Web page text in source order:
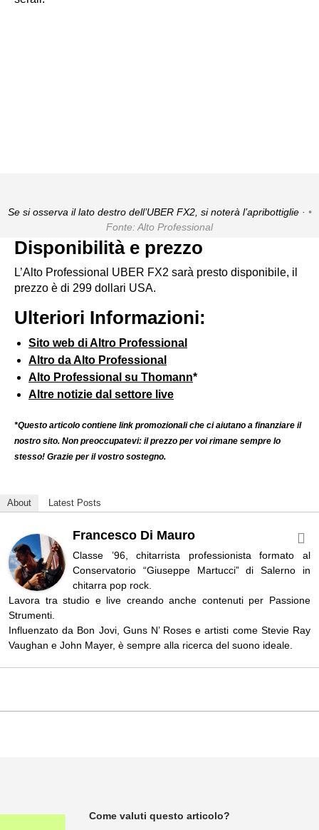
Se si osserva il lato destro dell’UBER FX2, si noterà l’apribottiglie ·
Fonte: Alto Professional
Disponibilità e prezzo
L’Alto Professional UBER FX2 sarà presto disponibile, il
prezzo è di 299 dollari USA.
Ulteriori Informazioni:
Sito web di Altro Professional
Altro da Alto Professional
Alto Professional su Thomann*
Altre notizie dal settore live
*Questo articolo contiene link promozionali che ci aiutano a finanziare il
nostro sito. Non preoccupatevi: il prezzo per voi rimane sempre lo
stesso! Grazie per il vostro sostegno.
About Latest Posts
Francesco Di Mauro
Classe ’96, chitarrista professionista formato al
Conservatorio “Giuseppe Martucci” di Salerno in
chitarra pop rock.
Lavora tra studio e live creando anche contenuti per Passione
Strumenti.
Influenzato da Bon Jovi, Guns N’ Roses e artisti come Stevie Ray
Vaughan e John Mayer, è sempre alla ricerca del suono ideale.
Come valuti questo articolo?